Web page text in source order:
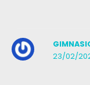
23/02/